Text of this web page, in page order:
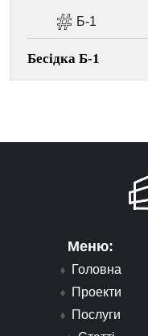
Б-1
Бесідка Б-1
Меню:
Головна
Проекти
Послуги